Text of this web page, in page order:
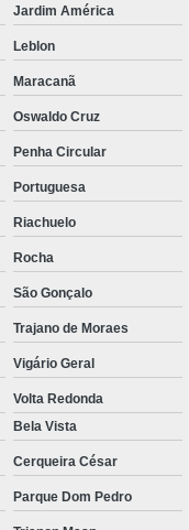
Jardim América
Leblon
Maracanã
Oswaldo Cruz
Penha Circular
Portuguesa
Riachuelo
Rocha
São Gonçalo
Trajano de Moraes
Vigário Geral
Volta Redonda
Bela Vista
Cerqueira César
Parque Dom Pedro